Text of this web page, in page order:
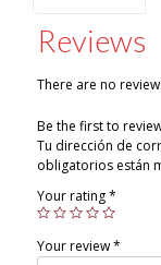
Reviews
There are no
Be the first to
Tu dirección de
obligatorios están
Your rating*
Your review*